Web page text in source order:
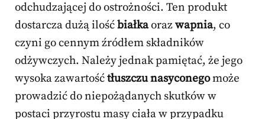
odchudzającej do ostrożności. Ten produkt
dostarcza dużą ilośćbiałkaorazwapnia, co
czyni go cennym źródłem składników
odżywczych. Należy jednak pamiętać, że jego
wysoka zawartośćtłuszczu nasyconegomoże
prowadzić do niepożądanych skutków w
postaci przyrostu masy ciała w przypadku